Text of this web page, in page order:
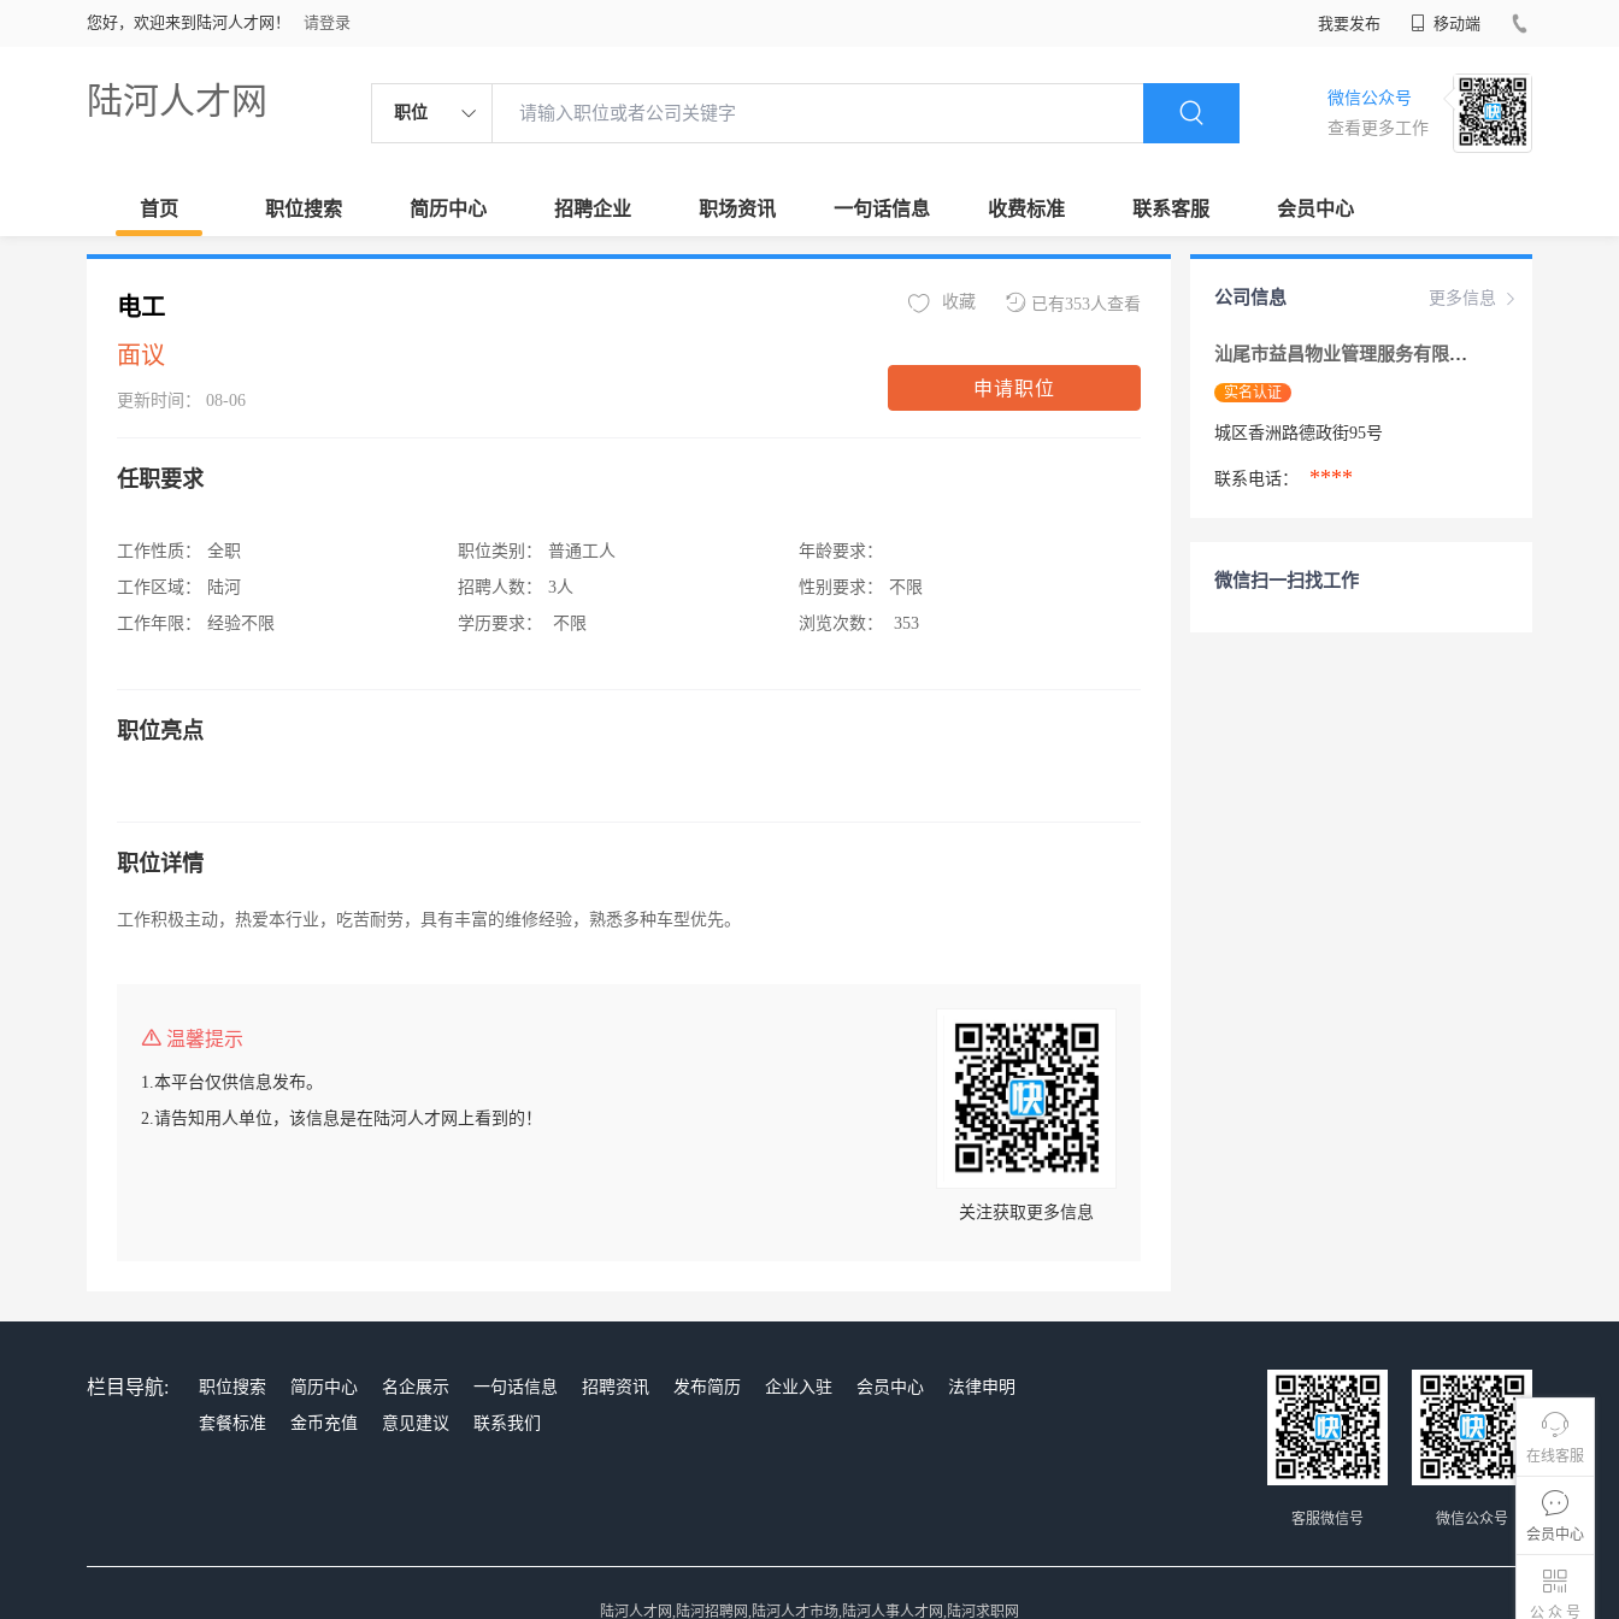
您好，欢迎来到陆河人才网！ 请登录 我要发布 移动端
陆河人才网 职位
微信公众号
查看更多工作
首页 职位搜索 简历中心 招聘企业 职场资讯 一句话信息 收费标准 联系客服 会员中心
在线客服
会员中心
公 众 号
电工
面议
更新时间： 08-06
已有353人查看
收藏
申请职位
任职要求
工作性质：
全职
工作区域：
陆河
工作年限：
经验不限
职位类别：
普通工人
招聘人数：
3人
学历要求：
不限
年龄要求：
性别要求：
不限
浏览次数：
353
职位亮点
职位详情
工作积极主动，热爱本行业，吃苦耐劳，具有丰富的维修经验，熟悉多种车型优先。
温馨提示
1.本平台仅供信息发布。
2.请告知用人单位，该信息是在陆河人才网上看到的！
关注获取更多信息
更多信息
公司信息
汕尾市益昌物业管理服务有限公司
实名认证
城区香洲路德政街95号
联系电话： ****
微信扫一扫找工作
栏目导航: 职位搜索 简历中心 名企展示 一句话信息 招聘资讯 发布简历 企业入驻 会员中心
法律申明
套餐标准
金币充值 意见建议 联系我们
微信公众号
客服微信号
陆河人才网,陆河招聘网,陆河人才市场,陆河人事人才网,陆河求职网